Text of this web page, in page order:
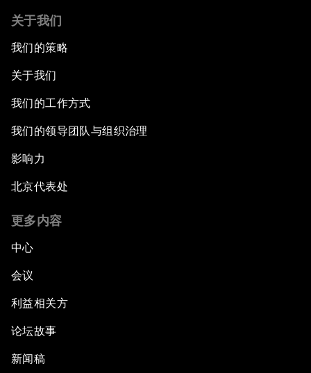
关于我们
我们的策略
关于我们
我们的工作方式
我们的领导团队与组织治理
影响力
北京代表处
更多内容
中心
会议
利益相关方
论坛故事
新闻稿